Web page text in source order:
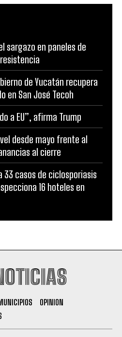
sargazo en paneles de
de Yucatán recupera
en San José Tecoh
a EU”, afirma Trump
desde mayo frente al
al cierre
33 casos de ciclosporiasis
16 hoteles en
OPINION